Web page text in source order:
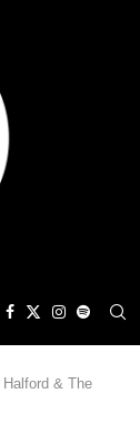
& The